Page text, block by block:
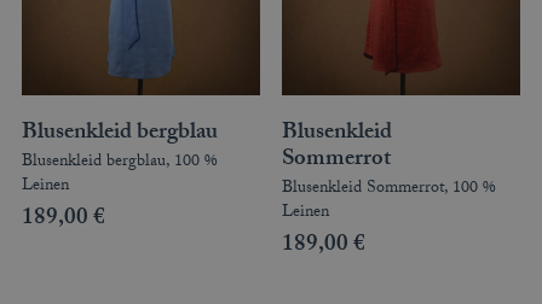
BLUSENKLEIDER
DIRNDLBLUSEN
DIRNDLSCHÜRZEN
DIRNDL
STRICKJANKER
TRACHTENRÖCKE
HÜTE
KINDER
Blusenkleid bergblau
Blusenkleid bergblau, 100 %
Leinen
189,00€
Blusenkleid
Sommerrot
Blusenkleid Sommerrot, 100 %
Leinen
189,00€